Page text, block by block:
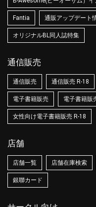
Fantia 通販アップデート
オリジナルBL同人誌特集
通信販売
通信販売 通信販売 R-18
電子書籍販売 電子書籍販
女性向け電子書籍販売 R-18
店舗
店舗一覧 店舗在庫検索
銀聯カード